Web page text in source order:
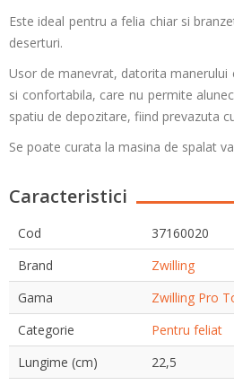
Este ideal pentru a felia chiar si
deserturi.
Usor de manevrat, datorita manerului
si confortabila, care nu permite
spatiu de depozitare, fiind prevazuta
Se poate curata la masina de spalat
Caracteristici
Cod
37160020
Brand
Zwilling
Gama
Zwilling Pro
Categorie
Pentru feliat
Lungime (cm)
22,5